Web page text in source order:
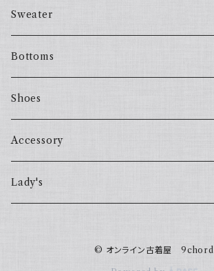
Sweater
Bottoms
Shoes
Accessory
Lady's
© オンライン古着屋 9chord